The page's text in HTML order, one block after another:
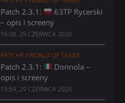
Patch 2.3.1:
63TP Rycerski
– opis i screeny
16:08, 29 CZERWCA 2026
PATCHE /WORLD OF TANKS
Patch 2.3.1:
Donnola –
opis i screeny
15:59, 29 CZERWCA 2026